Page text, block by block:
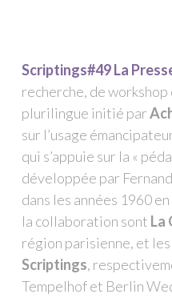
Scriptings#49 La
recherche, de
plurilingue initié par
sur l’usage
qui s’appuie sur la «
développée par
dans les années 1960
la collaboration sont La
région parisienne, et les
Scriptings,
Tempelhof et Berlin